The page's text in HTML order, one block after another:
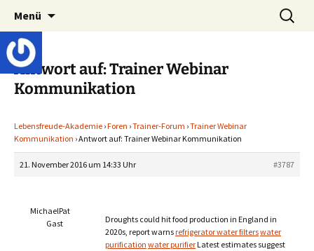
springen
Lebensfreude-Akademie
Lerne deinen stressigen Alltag mit mehr
Freude und Gelassenheit erfolgreich meistern
und genießen zu können.
Menü
Suchen
nach:
Antwort auf: Trainer Webinar
Kommunikation
Lebensfreude-Akademie ›Foren ›Trainer-Forum ›Trainer Webinar
Kommunikation ›Antwort auf: Trainer Webinar Kommunikation
21. November 2016 um 14:33 Uhr #3787
MichaelPat
Gast
Droughts could hit food production in England in
2020s, report warnsrefrigerator water filterswater
purification water purifier Latest estimates suggest